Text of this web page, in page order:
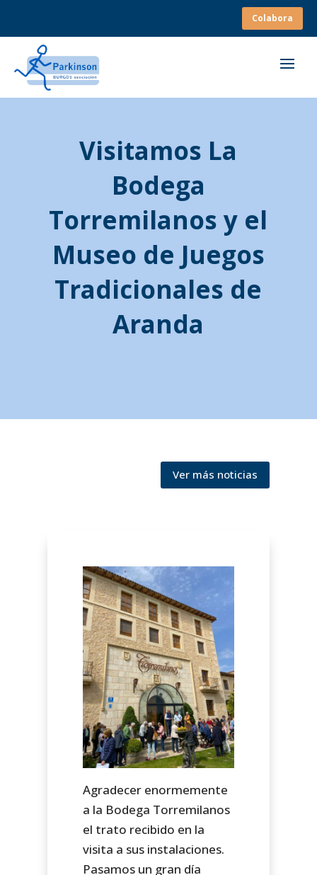
Colabora
Visitamos La
Bodega
Torremilanos y el
Museo de Juegos
Tradicionales de
Aranda
Ver más noticias
Agradecer enormemente
a la Bodega Torremilanos
el trato recibido en la
visita a sus instalaciones.
Pasamos un gran día